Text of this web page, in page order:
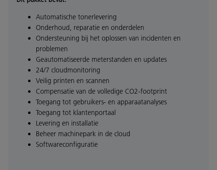
Automatische tonerlevering
Onderhoud, reparatie en onderdelen
Ondersteuning bij het oplossen van incidenten en
problemen
Geautomatiseerde meterstanden en updates
24/7 cloudmonitoring
Veilig printen en scannen
Compensatie van de volledige CO2-footprint
Toegang tot gebruikers- en apparaatanalyses
Toegang tot klantenportaal
Levering en installatie
Beheer machinepark in de cloud
Softwareconfiguratie